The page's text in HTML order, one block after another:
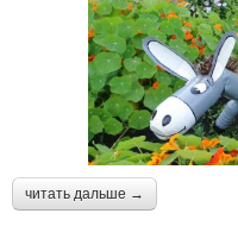
читать дальше →